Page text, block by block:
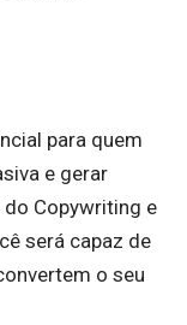
para quem
e gerar
Copywriting e
será capaz de
o seu